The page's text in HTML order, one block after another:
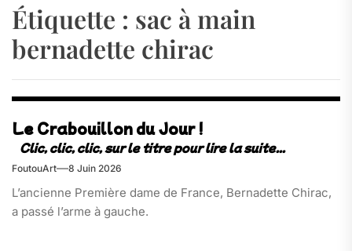
Étiquette : sac à main
bernadette chirac
Le Crabouillon du Jour !
FoutouArt 8 Juin 2026
L’ancienne Première dame de France, Bernadette Chirac,
a passé l’arme à gauche.